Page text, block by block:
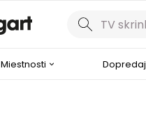
Miestnosti